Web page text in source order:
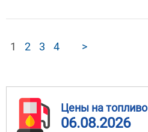
1 2 3 4 >
Цены на топливо
06.08.2026